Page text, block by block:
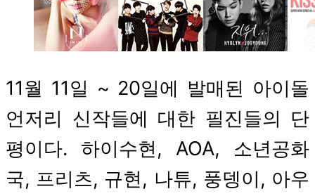
11월 11일 ~ 20일에 발매된 아이돌
언저리 신작들에 대한 필진들의 단
평이다. 하이수현, AOA, 소년공화
국, 프리츠, 규현, 나튜, 풍뎅이, 아우